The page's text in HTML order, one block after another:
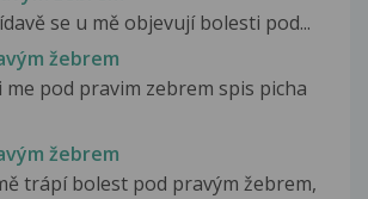
se u mě objevují bolesti pod...
žebrem
pod pravim zebrem spis picha
žebrem
trápí bolest pod pravým žebrem,